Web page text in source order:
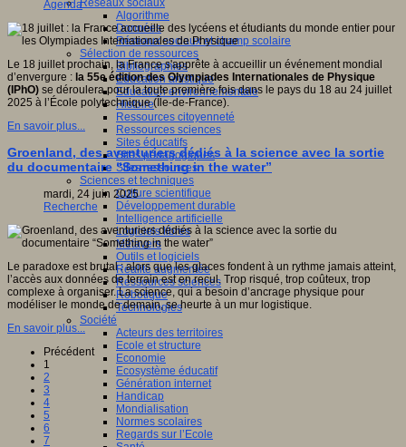
Réseaux sociaux
Algorithme
Données
Réseaux sociaux et champ scolaire
Sélection de ressources
Bibliographies
Education artistique
Education environnementale
Histoire
Ressources citoyenneté
Ressources sciences
Sites éducatifs
Sites pédagogiques
Sites ressources
Sciences et techniques
Culture scientifique
Développement durable
Intelligence artificielle
Logiciels libres
Métavers
Outils et logiciels
Réalité augmentée
Ressources sciences
Robotique
Technologies
Société
Acteurs des territoires
Ecole et structure
Economie
Ecosystème éducatif
Génération internet
Handicap
Mondialisation
Normes scolaires
Regards sur l’Ecole
Agenda
Le 18 juillet prochain, la France s'apprête à accueillir un événement mondial
d’envergure : la 55e édition des Olympiades Internationales de Physique
(IPhO) se déroulera pour la toute première fois dans le pays du 18 au 24 juillet
2025 à l’École polytechnique (Île-de-France).
En savoir plus...
Groenland, des aventuriers dédiés à la science avec la sortie
du documentaire “Something in the water”
mardi, 24 juin 2025
Recherche
Le paradoxe est brutal : alors que les glaces fondent à un rythme jamais atteint,
l’accès aux données de terrain est en recul. Trop risqué, trop coûteux, trop
complexe à organiser. La science, qui a besoin d’ancrage physique pour
modéliser le monde de demain, se heurte à un mur logistique.
En savoir plus...
Précédent
1
2
3
4
5
6
7